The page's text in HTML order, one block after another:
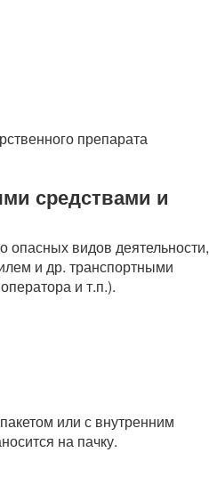
препарата
средствами и
опасных видов деятельности,
и др. транспортными
и т.п.).
или с внутренним
на пачку.